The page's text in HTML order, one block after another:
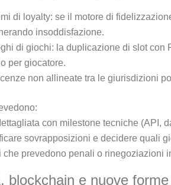
di loyalty: se il motore di
insoddisfazione.
di giochi: la duplicazione di slot
per giocatore.
non allineate tra le giurisdizioni
con milestone tecniche (API,
sovrapposizioni e decidere quali
prevedono penali o rinegoziazioni
blockchain e nuove